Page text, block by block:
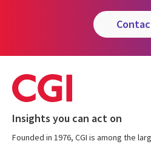
Insights you can act on
Founded in 1976, CGI is among the